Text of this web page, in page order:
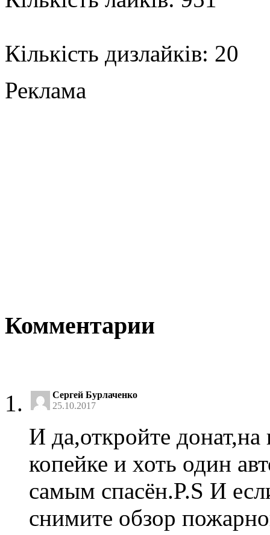
Кількість дизлайків: 20
Реклама
Комментарии
Сергей Бурлаченко
25.10.2017
И да,откройте
копейке и хоть один
самым спасён.P.S И
снимите обзор